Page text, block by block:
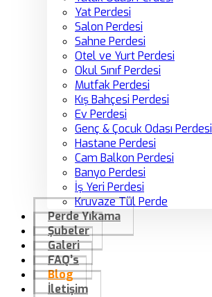
Yat Perdesi
Salon Perdesi
Sahne Perdesi
Otel ve Yurt Perdesi
Okul Sınıf Perdesi
Mutfak Perdesi
Kış Bahçesi Perdesi
Ev Perdesi
Genç & Çocuk Odası Perdesi
Hastane Perdesi
Cam Balkon Perdesi
Banyo Perdesi
İş Yeri Perdesi
Kruvaze Tül Perde
Perde Yıkama
Şubeler
Galeri
FAQ’s
Blog
İletişim